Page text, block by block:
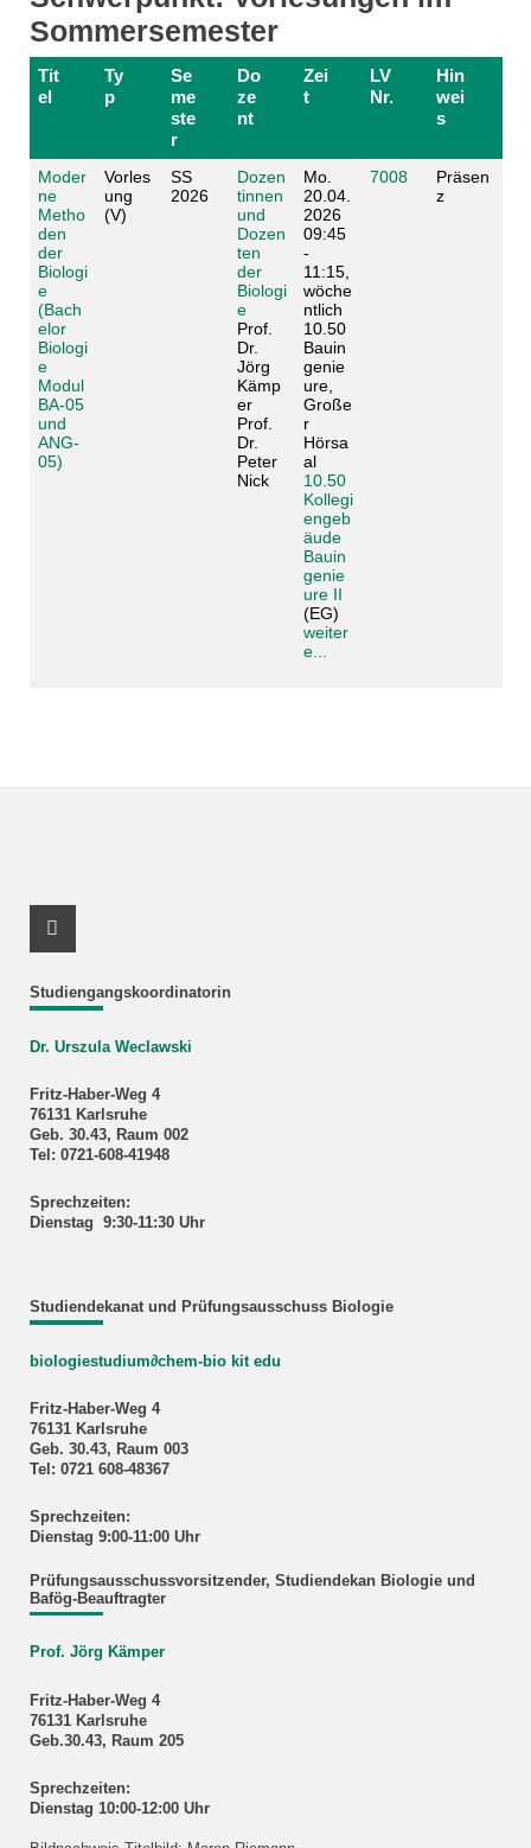
Sommersemester
Tit
el
Ty
p
Se
me
ste
r
Do
ze
nt
Zei
t
LV
Nr.
Hin
wei
s
Moder
ne
Metho
den
der
Biologi
e
(Bach
elor
Biologi
e
Modul
BA-05
und
ANG-
05)
Vorles
ung
(V)
SS
2026
Dozen
tinnen
und
Dozen
ten
der
Biologi
e
Prof.
Dr.
Jörg
Kämp
er
Prof.
Dr.
Peter
Nick
Mo.
20.04.
2026
09:45
-
11:15,
wöche
ntlich
10.50
Bauin
genie
ure,
Große
r
Hörsa
al
10.50
Kollegi
engeb
äude
Bauin
genie
ure II
(EG)
weiter
e...
7008
Präsen
z
Studiengangskoordinatorin
Dr. Urszula Weclawski
Fritz-Haber-Weg 4
76131 Karlsruhe
Geb. 30.43, Raum 002
Tel: 0721-608-41948
Sprechzeiten:
Dienstag 9:30-11:30 Uhr
Studiendekanat und Prüfungsausschuss Biologie
biologiestudium∂chem-bio kit edu
Fritz-Haber-Weg 4
76131 Karlsruhe
Geb. 30.43, Raum 003
Tel: 0721 608-48367
Sprechzeiten:
Dienstag 9:00-11:00 Uhr
Prüfungsausschussvorsitzender, Studiendekan Biologie und
Bafög-Beauftragter
Prof. Jörg Kämper
Fritz-Haber-Weg 4
76131 Karlsruhe
Geb.30.43, Raum 205
Sprechzeiten:
Dienstag 10:00-12:00 Uhr